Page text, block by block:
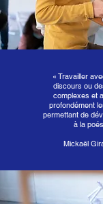
« Travailler
discours ou
complexes et
profondément
permettant de
à la
Mickaël